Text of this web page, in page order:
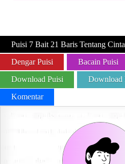
Puisi 7 Bait 21 Baris Tentang Cinta
Dengar Puisi Bacain Puisi
Download Puisi Download
Komentar